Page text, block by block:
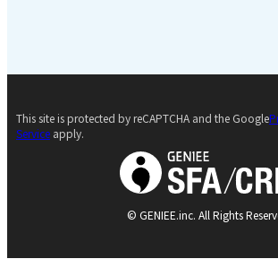
© GENIEE.inc. All Rights
This site is protected by reCAPTCHA and the Google
Service apply.